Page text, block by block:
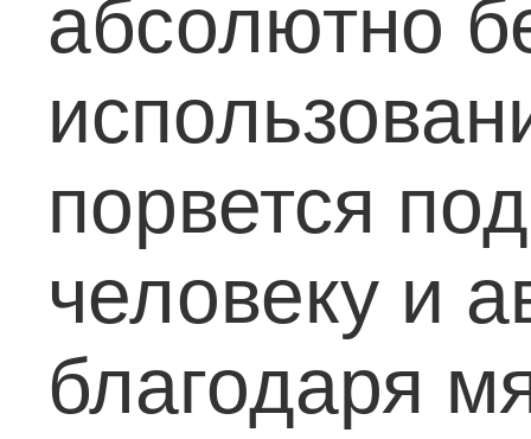
абсолютно
порвется
человеку и
благодаря